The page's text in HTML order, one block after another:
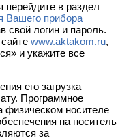
перейдите в раздел
Вашего прибора
свой логин и пароль.
www.aktakom.ru,
и укажите все
его загрузка
Программное
физическом носителе
на носитель
за